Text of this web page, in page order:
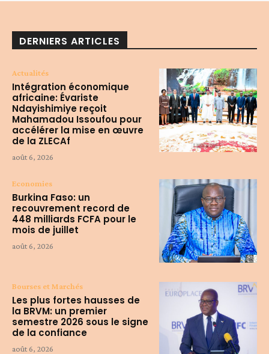
DERNIERS ARTICLES
Actualités
Intégration économique
africaine: Évariste
Ndayishimiye reçoit
Mahamadou Issoufou pour
accélérer la mise en œuvre
de la ZLECAf
août 6, 2026
Economies
Burkina Faso: un
recouvrement record de
448 milliards FCFA pour le
mois de juillet
août 6, 2026
Bourses et Marchés
Les plus fortes hausses de
la BRVM: un premier
semestre 2026 sous le signe
de la confiance
août 6, 2026